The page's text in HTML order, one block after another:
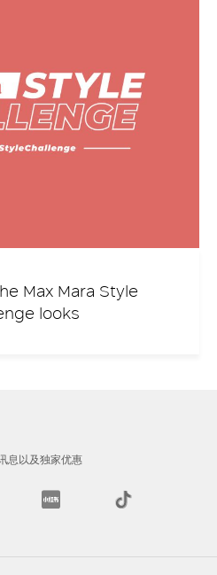
Max Mara Style
looks
息以及独家优惠